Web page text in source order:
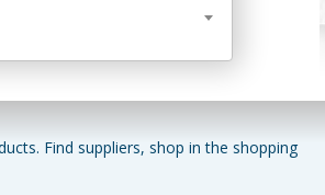
Find suppliers, shop in the shopping